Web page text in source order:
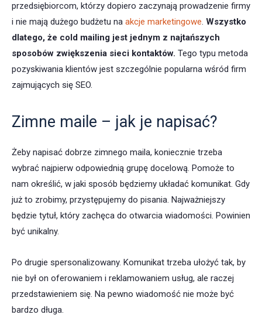
przedsiębiorcom, którzy dopiero zaczynają prowadzenie firmy
i nie mają dużego budżetu na akcje marketingowe. Wszystko
dlatego, że cold mailing jest jednym z najtańszych
sposobów zwiększenia sieci kontaktów. Tego typu metoda
pozyskiwania klientów jest szczególnie popularna wśród firm
zajmujących się SEO.
Zimne maile – jak je napisać?
Żeby napisać dobrze zimnego maila, koniecznie trzeba
wybrać najpierw odpowiednią grupę docelową. Pomoże to
nam określić, w jaki sposób będziemy układać komunikat. Gdy
już to zrobimy, przystępujemy do pisania. Najważniejszy
będzie tytuł, który zachęca do otwarcia wiadomości. Powinien
być unikalny.
Po drugie spersonalizowany. Komunikat trzeba ułożyć tak, by
nie był on oferowaniem i reklamowaniem usług, ale raczej
przedstawieniem się. Na pewno wiadomość nie może być
bardzo długa.